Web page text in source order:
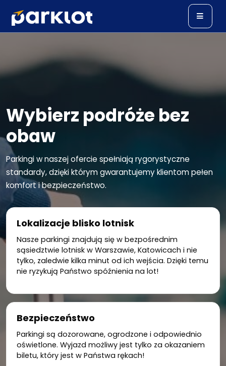
Wybierz podróże bez
obaw
Parkingi w naszej ofercie spełniają rygorystyczne
standardy, dzięki którym gwarantujemy klientom pełen
komfort i bezpieczeństwo.
Lokalizacje blisko lotnisk
Nasze parkingi znajdują się w bezpośrednim
sąsiedztwie lotnisk w Warszawie, Katowicach i nie
tylko, zaledwie kilka minut od ich wejścia. Dzięki temu
nie ryzykują Państwo spóźnienia na lot!
Bezpieczeństwo
Parkingi są dozorowane, ogrodzone i odpowiednio
oświetlone. Wyjazd możliwy jest tylko za okazaniem
biletu, który jest w Państwa rękach!